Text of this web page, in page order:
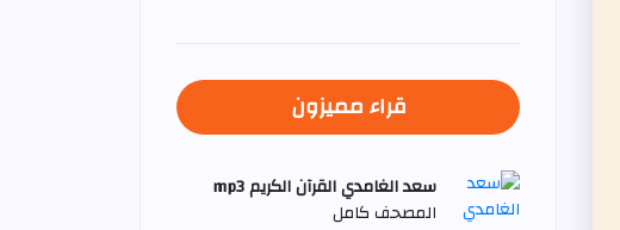
قراء مميزون
سعد الغامدي القرآن الكريم mp3
المصحف كامل